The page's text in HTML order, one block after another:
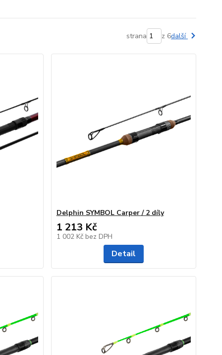
strana z 6další
Delphin SYMBOL Carper / 2 díly
1 213 Kč
1 002 Kč bez DPH
Detail